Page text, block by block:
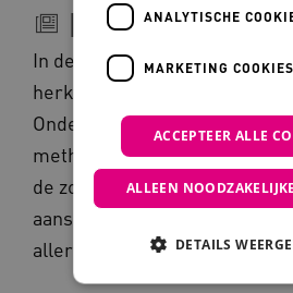
Beschrijving
In de gratis OER test kunnen
herkennen in hoeverre zij
Ondersteuning Eigen
methodiek staat voor een
de zorg- en welzijnssector
aansluiten bij de eigen regie
allerbelangrijkst wordt
ANALYTISCHE
MARKETING COOKIES
ACCEPTEER ALLE
ALLEEN
DETAILS